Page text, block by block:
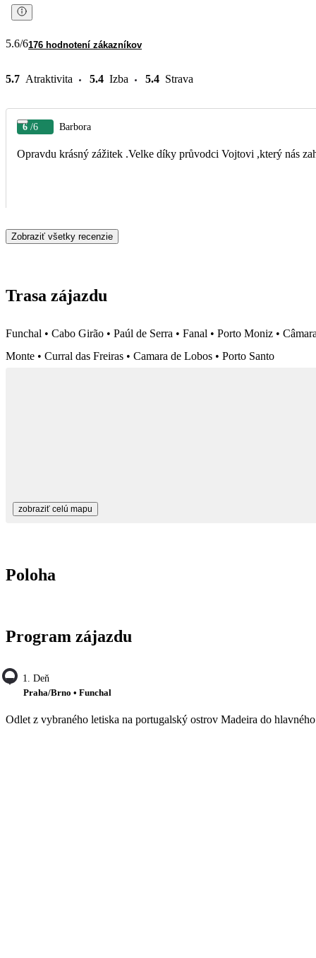
5.6/6176 hodnotení zákazníkov
5.7 Atraktivita 5.4 Izba 5.4 Strava
6 /6 Barbora
Opravdu krásný zážitek .Velke díky průvodci Vojtovi ,který nás
Zobraziť všetky recenzie
Trasa zájazdu
Funchal • Cabo Girão • Paúl de Serra • Fanal • Porto Moniz •
Monte • Curral das Freiras • Camara de Lobos • Porto Santo
zobraziť celú mapu
Poloha
Program zájazdu
1. Deň
Praha/Brno • Funchal
Odlet z vybraného letiska na portugalský ostrov Madeira do